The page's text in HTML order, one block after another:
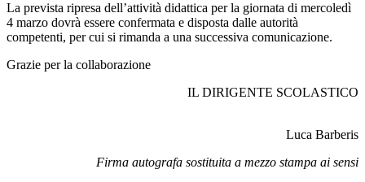
La prevista ripresa dell’attività didattica per la giornata di mercoledì
4 marzo dovrà essere confermata e disposta dalle autorità
competenti, per cui si rimanda a una successiva comunicazione.
Grazie per la collaborazione
IL DIRIGENTE SCOLASTICO
Luca Barberis
Firma autografa sostituita a mezzo stampa ai sensi